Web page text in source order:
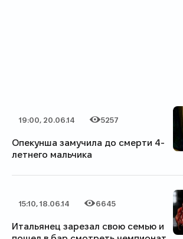
Дата публикации
19:00, 20.06.14
Категория
Количество просмотров
5257
Опекунша замучила до смерти 4-
летнего мальчика
Дата публикации
15:10, 18.06.14
Категория
Количество просмотров
6645
Итальянец зарезал свою семью и